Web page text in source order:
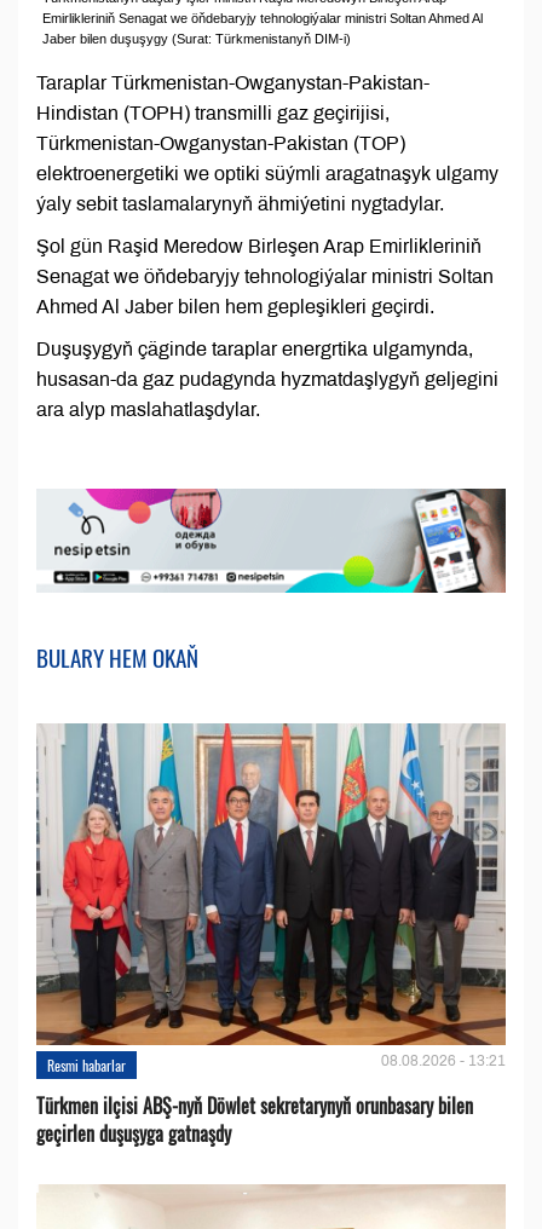
Emirlikleriniň Senagat we öňdebaryjy tehnologiýalar ministri Soltan Ahmed Al
Jaber bilen duşuşygy (Surat: Türkmenistanyň DIM-i)
Taraplar Türkmenistan-Owganystan-Pakistan-
Hindistan (TOPH) transmilli gaz geçirijisi,
Türkmenistan-Owganystan-Pakistan (TOP)
elektroenergetiki we optiki süýmli aragatnaşyk ulgamy
ýaly sebit taslamalarynyň ähmiýetini nygtadylar.
Şol gün Raşid Meredow Birleşen Arap Emirlikleriniň
Senagat we öňdebaryjy tehnologiýalar ministri Soltan
Ahmed Al Jaber bilen hem gepleşikleri geçirdi.
Duşuşygyň çäginde taraplar energrtika ulgamynda,
husasan-da gaz pudagynda hyzmatdaşlygyň geljegini
ara alyp maslahatlaşdylar.
BULARY HEM OKAŇ
Resmi habarlar 08.08.2026 - 13:21
Türkmen ilçisi ABŞ-nyň Döwlet sekretarynyň orunbasary bilen
geçirlen duşuşyga gatnaşdy